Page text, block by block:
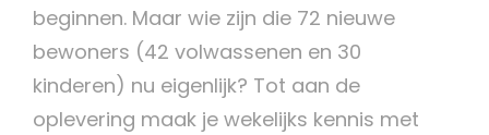
beginnen. Maar wie zijn die 72 nieuwe
bewoners (42 volwassenen en 30
kinderen) nu eigenlijk? Tot aan de
oplevering maak je wekelijks kennis met